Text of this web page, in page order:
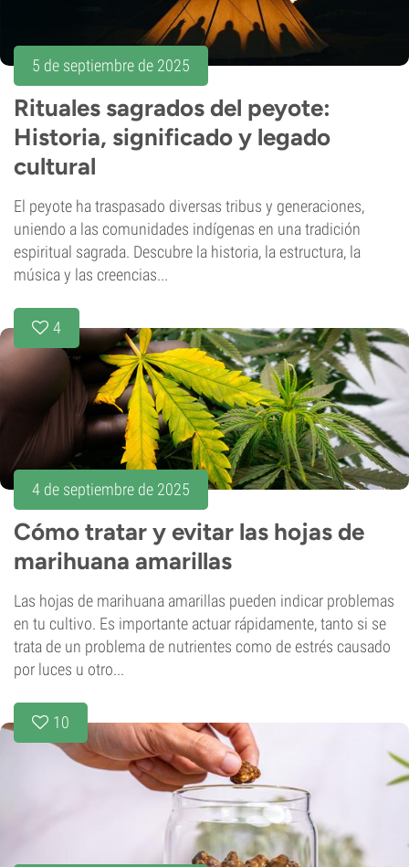
5 de septiembre de 2025
Rituales sagrados del peyote:
Historia, significado y legado
cultural
El peyote ha traspasado diversas tribus y generaciones,
uniendo a las comunidades indígenas en una tradición
espiritual sagrada. Descubre la historia, la estructura, la
música y las creencias...
4
4 de septiembre de 2025
Cómo tratar y evitar las hojas de
marihuana amarillas
Las hojas de marihuana amarillas pueden indicar problemas
en tu cultivo. Es importante actuar rápidamente, tanto si se
trata de un problema de nutrientes como de estrés causado
por luces u otro...
10